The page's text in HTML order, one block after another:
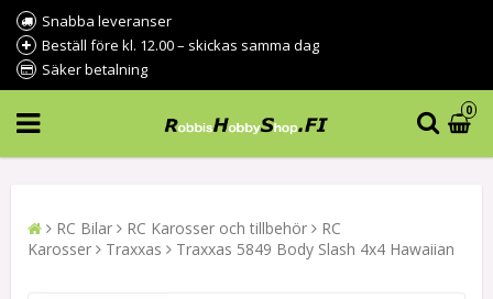
Snabba leveranser
Beställ före kl. 12.00 – skickas samma dag
Säker betalning
0
RC Bilar RC Karosser och tillbehör
RC
Karosser
Traxxas Traxxas 5849 Body Slash 4x4 Hawaiian